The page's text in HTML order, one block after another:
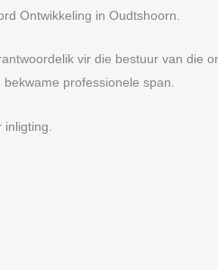
Ontwikkeling in Oudtshoorn.
vir die bestuur van die
professionele span.